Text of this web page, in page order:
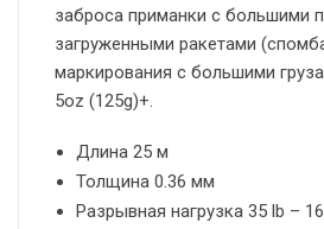
заброса приманки с большими
загруженными ракетами
маркирования с большими
5oz (125g)+.
Длина 25 м
Толщина 0.36 мм
Разрывная нагрузка 35 lb –